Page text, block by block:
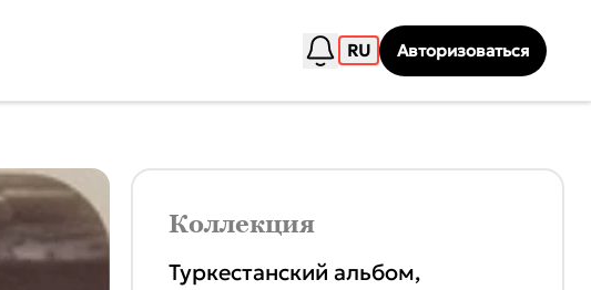
RU Авторизоваться
Коллекция
Туркестанский альбом,